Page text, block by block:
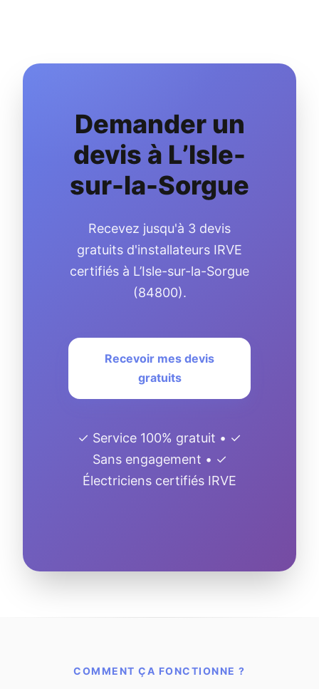
Demander un
devis à L’Isle-
sur-la-Sorgue
Recevez jusqu'à 3 devis
gratuits d'installateurs IRVE
certifiés à L’Isle-sur-la-Sorgue
(84800).
Recevoir mes devis
gratuits
✓ Service 100% gratuit • ✓
Sans engagement • ✓
Électriciens certifiés IRVE
COMMENT ÇA FONCTIONNE ?